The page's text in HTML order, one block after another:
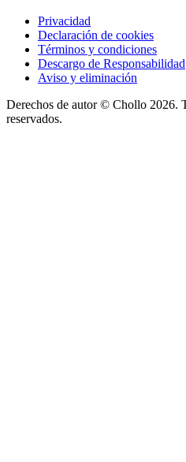
Privacidad
Declaración de cookies
Términos y condiciones
Descargo de Responsabilidad
Aviso y eliminación
Derechos de autor © Chollo 2026.
reservados.